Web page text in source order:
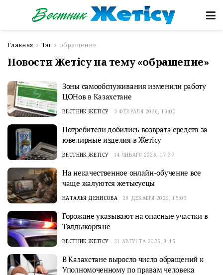
Главная Тэг обращение
Новости Жетісу на тему «обращение»
Зоны самообслуживания изменили работу
ЦОНов в Казахстане
ВЕСТНИК ЖЕТІСУ 3 ФЕВРАЛЯ 2026, 13:00
Потребители добились возврата средств за
ювелирные изделия в Жетісу
ВЕСТНИК ЖЕТІСУ 14 ЯНВАРЯ 2026, 17:37
На некачественное онлайн-обучение все
чаще жалуются жетысусцы
НАТАЛЬЯ ДЕНИСОВА 29 ДЕКАБРЯ 2025, 15:03
Горожане указывают на опасные участки в
Талдыкоргане
ВЕСТНИК ЖЕТІСУ 21 АВГУСТА 2025, 9:45
В Казахстане вырослo число обращений к
Уполномоченному по правам человека